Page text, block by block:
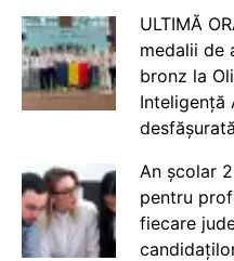
ULTIMĂ
medalii de
bronz la
Inteligență
An școlar
pentru
fiecare